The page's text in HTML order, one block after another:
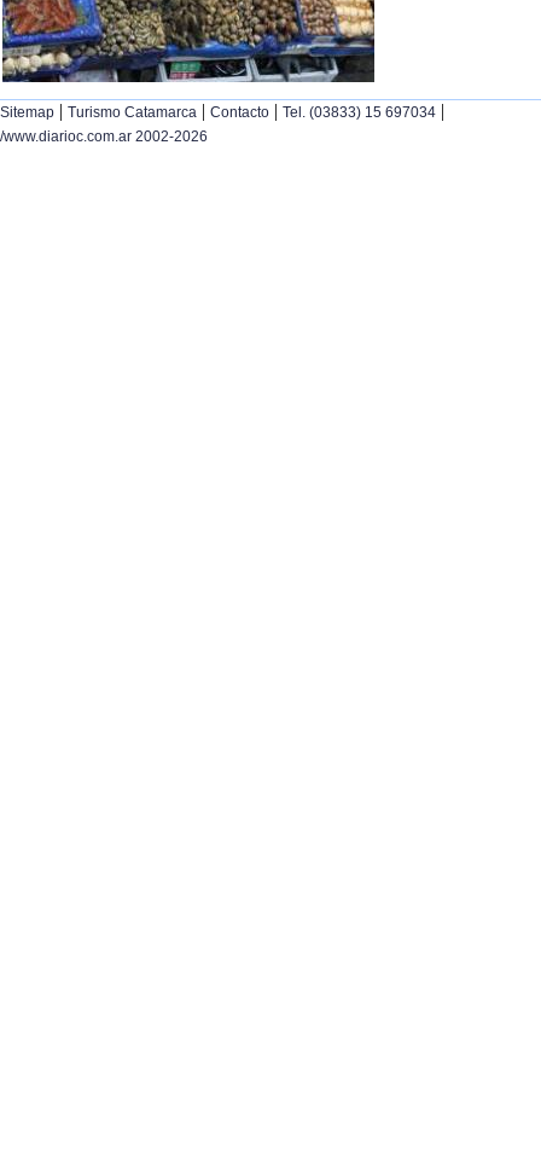
Sitemap | Turismo Catamarca | Contacto | Tel. (03833) 15 697034 |
/www.diarioc.com.ar 2002-2026